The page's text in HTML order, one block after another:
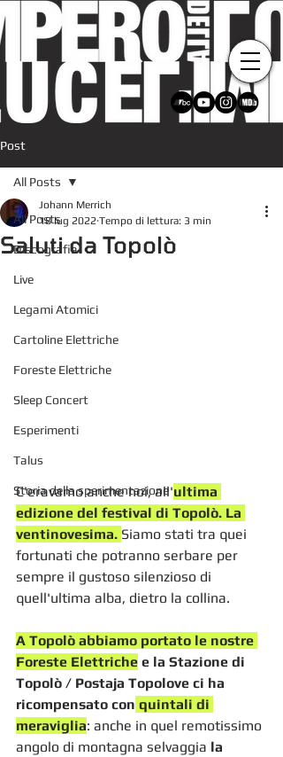
Post
All Posts
Discografia
Live
Legami Atomici
Cartoline Elettriche
Foreste Elettriche
Sleep Concert
Esperimenti
Talus
Storia della sperimentazione
All Posts
Saluti da Topolò
Johann Merrich
18 lug 2022 Tempo di lettura: 3 min
C'eravamo anche noi, all'ultima
edizione del festival di Topolò. La
ventinovesima. Siamo stati tra quei
fortunati che potranno serbare per
sempre il gustoso silenzioso di
quell'ultima alba, dietro la collina.
A Topolò abbiamo portato le nostre
Foreste Elettriche e la Stazione di
Topolò / Postaja Topolove ci ha
ricompensato con quintali di
meraviglia: anche in quel remotissimo
angolo di montagna selvaggia la